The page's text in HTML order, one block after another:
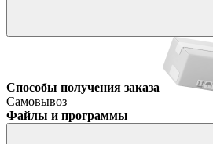
Способы получения заказа
Самовывоз
Файлы и программы